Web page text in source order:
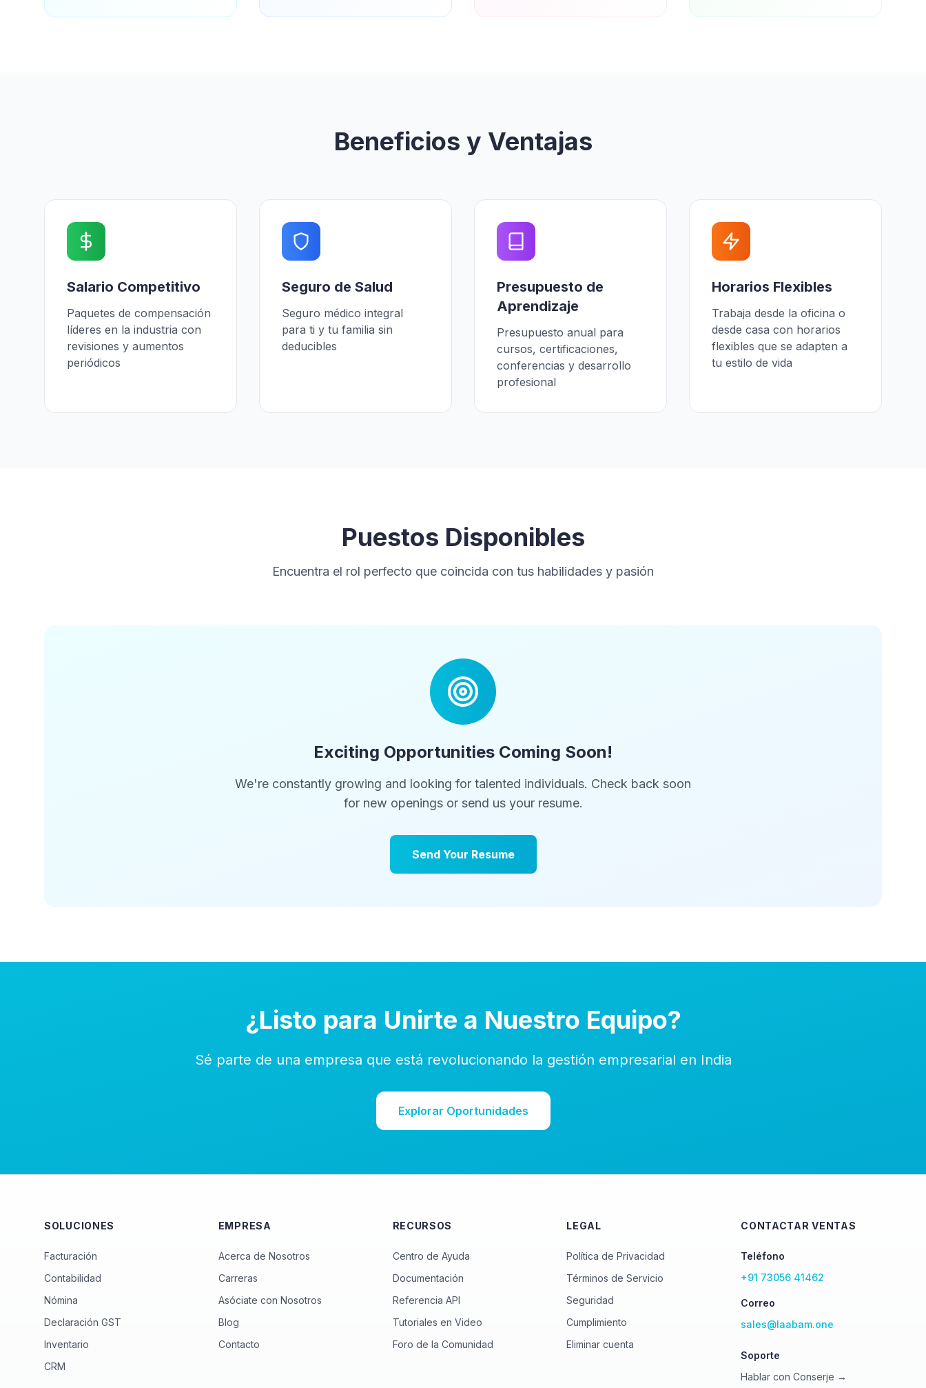
Beneficios y Ventajas
Salario Competitivo
Paquetes de compensación
líderes en la industria con
revisiones y aumentos
periódicos
Seguro de Salud
Seguro médico integral
para ti y tu familia sin
deducibles
Presupuesto de
Aprendizaje
Presupuesto anual para
cursos, certificaciones,
conferencias y desarrollo
profesional
Horarios Flexibles
Trabaja desde la oficina o
desde casa con horarios
flexibles que se adapten a
tu estilo de vida
Puestos Disponibles
Encuentra el rol perfecto que coincida con tus habilidades y pasión
Exciting Opportunities Coming Soon!
We're constantly growing and looking for talented individuals. Check back soon
for new openings or send us your resume.
Send Your Resume
¿Listo para Unirte a Nuestro Equipo?
Sé parte de una empresa que está revolucionando la gestión empresarial en India
Explorar Oportunidades
SOLUCIONES
Facturación
Contabilidad
Nómina
Declaración GST
Inventario
CRM
EMPRESA
Acerca de Nosotros
Carreras
Asóciate con Nosotros
Blog
Contacto
RECURSOS
Centro de Ayuda
Documentación
Referencia API
Tutoriales en Video
Foro de la Comunidad
LEGAL
Política de Privacidad
Términos de Servicio
Seguridad
Cumplimiento
Eliminar cuenta
CONTACTAR VENTAS
Teléfono
+91 73056 41462
Correo
sales@laabam.one
Soporte
Hablar con Conserje →